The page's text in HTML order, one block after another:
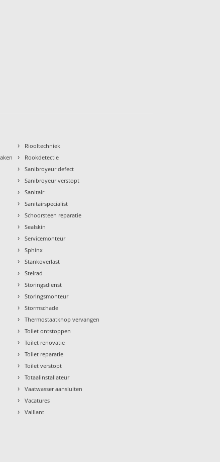
› Riooltechniek
› Rookdetectie
› Sanibroyeur defect
› Sanibroyeur verstopt
› Sanitair
› Sanitairspecialist
› Schoorsteen reparatie
› Sealskin
› Servicemonteur
› Sphinx
› Stankoverlast
› Stelrad
› Storingsdienst
› Storingsmonteur
› Stormschade
› Thermostaatknop vervangen
› Toilet ontstoppen
› Toilet renovatie
› Toilet reparatie
› Toilet verstopt
› Totaalinstallateur
› Vaatwasser aansluiten
› Vacatures
› Vaillant